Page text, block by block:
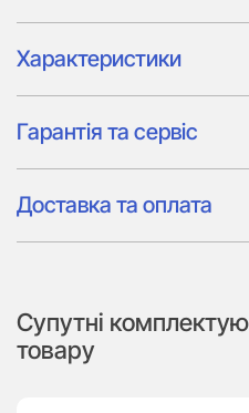
Характеристики
Гарантія та сервіс
Доставка та оплата
Супутні
товару